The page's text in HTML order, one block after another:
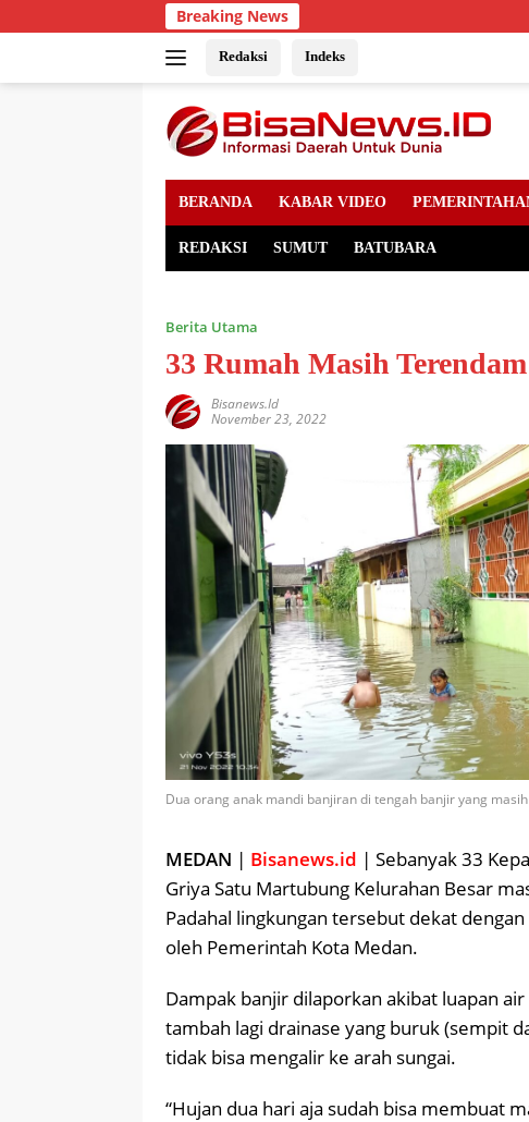
to
Breaking News
Redaksi Indeks
BERANDA KABAR VIDEO
REDAKSI SUMUT BATUBARA
Berita Utama
33 Rumah Masih
Bisanews.id
November 23, 2022
Dua orang anak mandi banjiran di tengah banjir yang
MEDAN | Bisanews.id | Sebanyak 33
Griya Satu Martubung Kelurahan Besar
Padahal lingkungan tersebut dekat
oleh Pemerintah Kota Medan.
Dampak banjir dilaporkan akibat luapan
tambah lagi drainase yang buruk (sempit
tidak bisa mengalir ke arah sungai.
“Hujan dua hari aja sudah bisa membuat